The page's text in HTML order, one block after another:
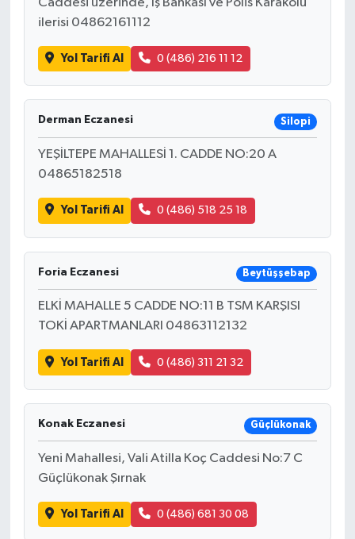
ilerisi 04862161112
Yol Tarifi Al 0 (486) 216 11 12
Derman Eczanesi Silopi
YEŞİLTEPE MAHALLESİ 1. CADDE NO:20 A
04865182518
Yol Tarifi Al 0 (486) 518 25 18
Foria Eczanesi Beytüşşebap
ELKİ MAHALLE 5 CADDE NO:11 B TSM KARŞISI
TOKİ APARTMANLARI 04863112132
Yol Tarifi Al 0 (486) 311 21 32
Konak Eczanesi Güçlükonak
Yeni Mahallesi, Vali Atilla Koç Caddesi No:7 C
Güçlükonak Şırnak
Yol Tarifi Al 0 (486) 681 30 08